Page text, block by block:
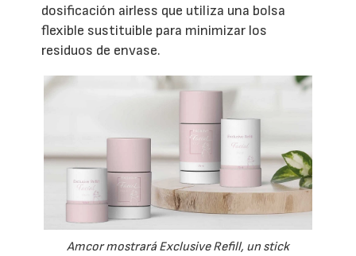
dosificación airless que utiliza una bolsa
flexible sustituible para minimizar los
residuos de envase.
Amcor mostrará Exclusive Refill, un stick